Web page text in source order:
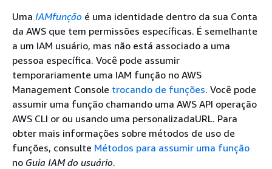
Uma IAMfunção é uma identidade dentro da sua Conta
da AWS que tem permissões específicas. É semelhante
a um IAM usuário, mas não está associado a uma
pessoa específica. Você pode assumir
temporariamente uma IAM função no AWS
Management Console trocando de funções. Você pode
assumir uma função chamando uma AWS API operação
AWS CLI or ou usando uma personalizadaURL. Para
obter mais informações sobre métodos de uso de
funções, consulte Métodos para assumir uma função
no Guia IAM do usuário.